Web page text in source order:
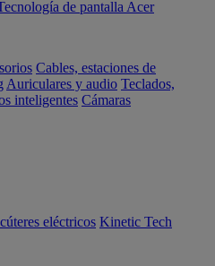
de pantalla Acer
Cables, estaciones de
Auriculares y audio Teclados,
inteligentes Cámaras
eléctricos Kinetic Tech